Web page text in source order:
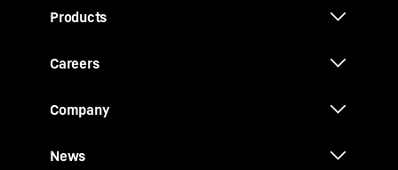
Products
Careers
Company
News